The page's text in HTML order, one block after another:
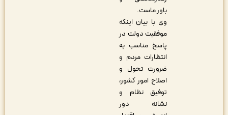
باور ماست.
وی با بیان اینکه
موفقیت دولت در
پاسخ مناسب به
انتظارات مردم و
ضرورت تحول و
اصلاح امور کشور،
توفیق نظام و
نشانه دور